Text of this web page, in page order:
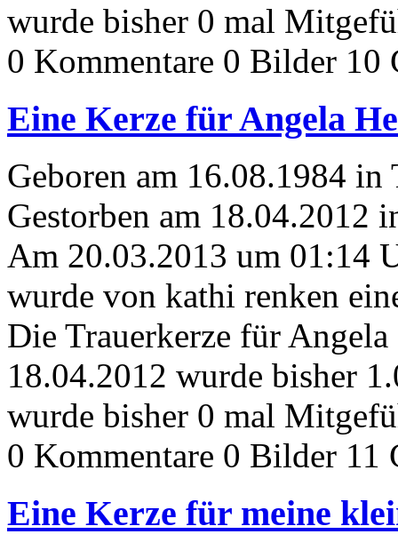
wurde bisher 0 mal
0 Kommentare 0 Bilder 10
Eine Kerze für Angela
Geboren am 16.08.1984 in
Gestorben am 18.04.2012
Am 20.03.2013 um 01:14
wurde von kathi renken
Die Trauerkerze für
18.04.2012 wurde bisher
wurde bisher 0 mal
0 Kommentare 0 Bilder 11
Eine Kerze für meine